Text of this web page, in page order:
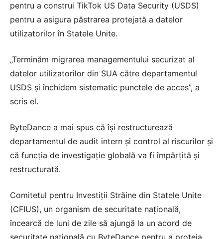
pentru a construi TikTok US Data Security (USDS)
pentru a asigura păstrarea protejată a datelor
utilizatorilor în Statele Unite.
„Terminăm migrarea managementului securizat al
datelor utilizatorilor din SUA către departamentul
USDS și închidem sistematic punctele de acces”, a
scris el.
ByteDance a mai spus că își restructurează
departamentul de audit intern și control al riscurilor și
că funcția de investigație globală va fi împărțită și
restructurată.
Comitetul pentru Investiții Străine din Statele Unite
(CFIUS), un organism de securitate națională,
încearcă de luni de zile să ajungă la un acord de
securitate națională cu ByteDance pentru a proteja